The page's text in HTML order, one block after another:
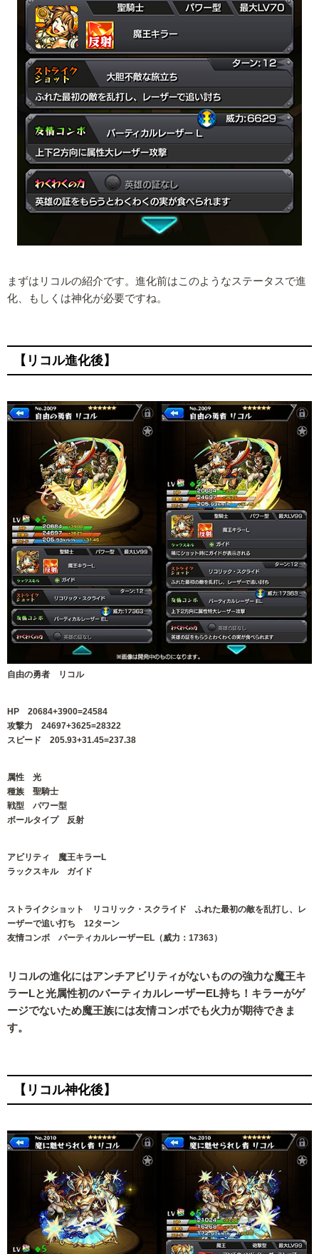
まずはリコルの紹介です。進化前はこのようなステータスで進
化、もしくは神化が必要ですね。
【リコル進化後】
自由の勇者 リコル
HP 20684+3900=24584
攻撃力 24697+3625=28322
スピード 205.93+31.45=237.38
属性 光
種族 聖騎士
戦型 パワー型
ボールタイプ 反射
アビリティ 魔王キラーL
ラックスキル ガイド
ストライクショット リコリック・スクライド ふれた最初の敵を乱打し、レ
ーザーで追い打ち 12ターン
友情コンボ パーティカルレーザーEL（威力：17363）
リコルの進化にはアンチアビリティがないものの強力な魔王キ
ラーLと光属性初のバーティカルレーザーEL持ち！キラーがゲ
ージでないため魔王族には友情コンボでも火力が期待できま
す。
【リコル神化後】